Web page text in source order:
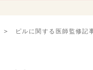
ピルに関する医師監修記